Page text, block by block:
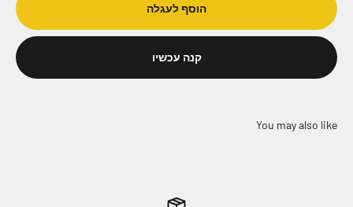
הוסף לעגלה
קנה עכשיו